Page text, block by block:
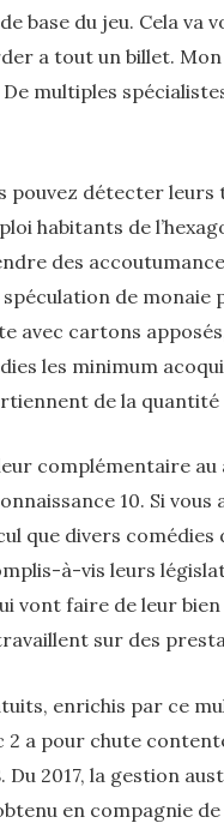
base du jeu. Cela
a tout un billet.
multiples
pouvez détecter
habitants de
des
de monaie
avec cartons
les minimum
de la
complémentaire
10. Si
que divers
à-vis leurs
vont faire de leur
sur des
enrichis par ce
2 a pour chute
2017, la gestion
en compagnie